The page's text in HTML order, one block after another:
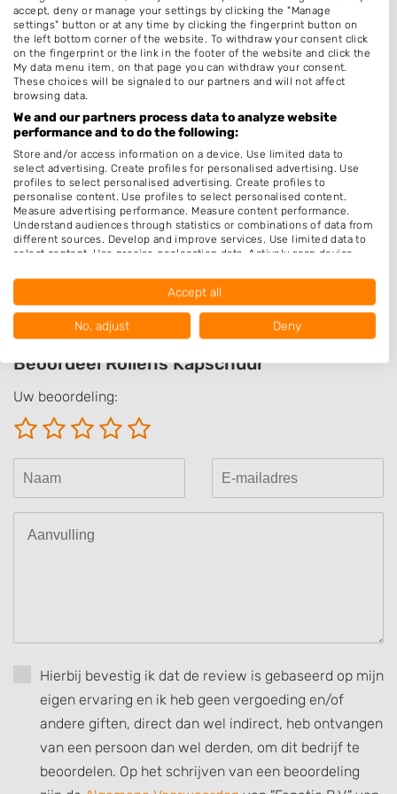
Permanenten
Thuiskapper
Barber
Zonder Afspraak
Epileren
Make-up & Visagie
Schoonheidssalon
Pruiken
Openingstijden
Op afspraak
Beoordeel Roliens Kapschuur
Uw beoordeling:
Hierbij bevestig ik dat de review is gebaseerd op mijn
eigen ervaring en ik heb geen vergoeding en/of
andere giften, direct dan wel indirect, heb ontvangen
van een persoon dan wel derden, om dit bedrijf te
beoordelen. Op het schrijven van een beoordeling
accept, deny or manage your settings by clicking the "Manage
settings" button or at any time by clicking the fingerprint button on
the left bottom corner of the website. To withdraw your consent click
on the fingerprint or the link in the footer of the website and click the
My data menu item, on that page you can withdraw your consent.
These choices will be signaled to our partners and will not affect
browsing data.
We and our partners process data to analyze website
performance and to do the following:
Store and/or access information on a device. Use limited data to
select advertising. Create profiles for personalised advertising. Use
profiles to select personalised advertising. Create profiles to
personalise content. Use profiles to select personalised content.
Measure advertising performance. Measure content performance.
Understand audiences through statistics or combinations of data from
different sources. Develop and improve services. Use limited data to
select content. Use precise geolocation data. Actively scan device
Data may be shared outside of the European Union and send to the
Your consent and the cookie policy applies solely to this website/app.
View Partner List (1016 IAB Vendors)
We use your data for the following purposes:
Create profiles for personalised advertising
advertising
Measure advertising performance
Measure content performance
Understand audiences through statistics
or combinations of data from different
sources
Develop and improve services
Accept all
No, adjust Deny